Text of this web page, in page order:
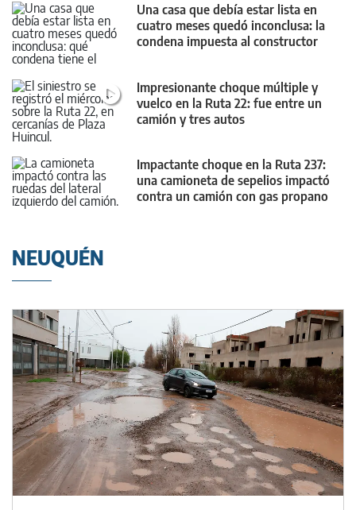
Una casa que debía estar lista en
cuatro meses quedó inconclusa: la
condena impuesta al constructor
Impresionante choque múltiple y
vuelco en la Ruta 22: fue entre un
camión y tres autos
Impactante choque en la Ruta 237:
una camioneta de sepelios impactó
contra un camión con gas propano
NEUQUÉN